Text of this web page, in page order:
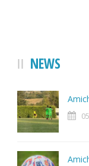
NEWS